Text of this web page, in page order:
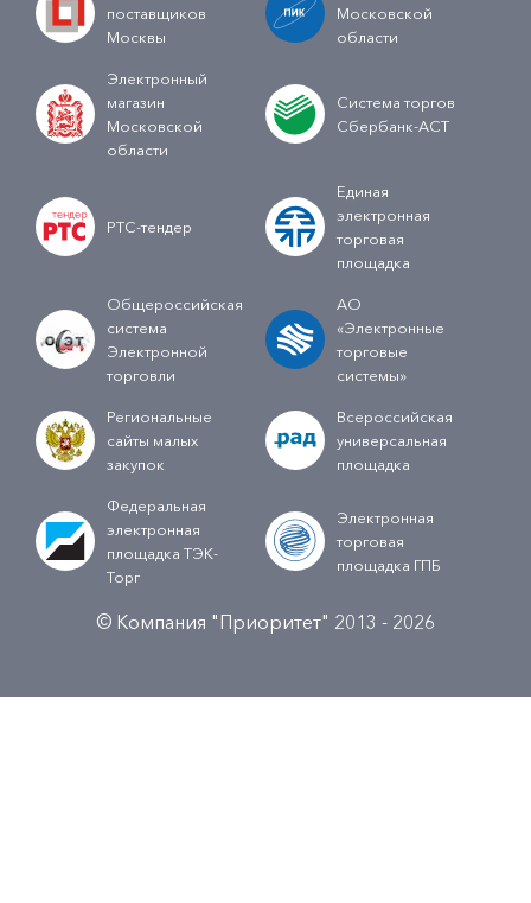
поставщиков
Москвы
Московской
области
Электронный
магазин
Московской
области
Система торгов
Сбербанк-АСТ
РТС-тендер
Единая
электронная
торговая
площадка
Общероссийская
система
Электронной
торговли
АО
«Электронные
торговые
системы»
Региональные
сайты малых
закупок
Всероссийская
универсальная
площадка
Федеральная
электронная
площадка ТЭК-
Торг
Электронная
торговая
площадка ГПБ
© Компания "Приоритет" 2013 - 2026